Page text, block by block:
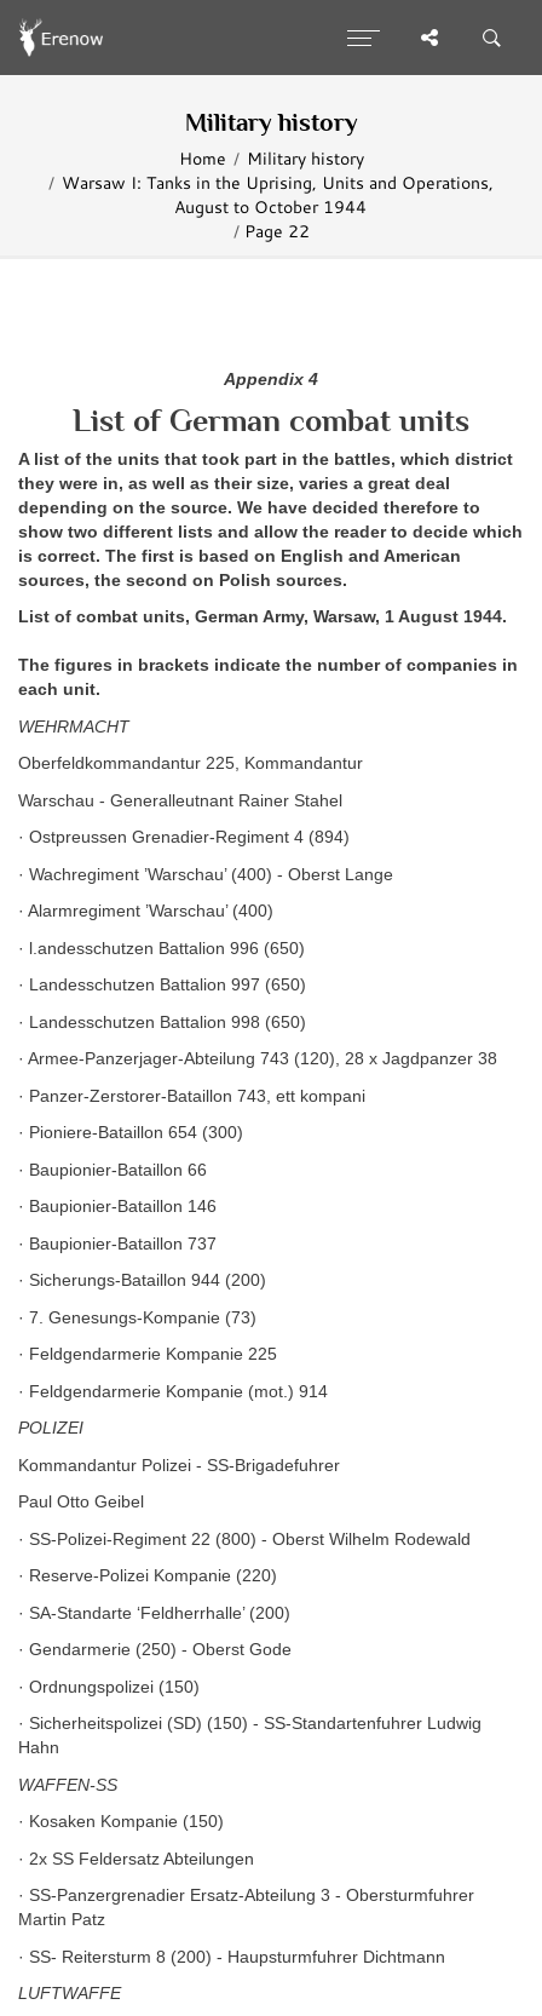
Military history
Home
Military history
Warsaw I: Tanks in the Uprising, Units and Operations,
August to October 1944
Page 22
Appendix 4
List of German combat units
A list of the units that took part in the battles, which district
they were in, as well as their size, varies a great deal
depending on the source. We have decided therefore to
show two different lists and allow the reader to decide which
is correct. The first is based on English and American
sources, the second on Polish sources.
List of combat units, German Army, Warsaw, 1 August 1944.
The figures in brackets indicate the number of companies in
each unit.
WEHRMACHT
Oberfeldkommandantur 225, Kommandantur
Warschau - Generalleutnant Rainer Stahel
· Ostpreussen Grenadier-Regiment 4 (894)
· Wachregiment ’Warschau’ (400) - Oberst Lange
· Alarmregiment ’Warschau’ (400)
· l.andesschutzen Battalion 996 (650)
· Landesschutzen Battalion 997 (650)
· Landesschutzen Battalion 998 (650)
· Armee-Panzerjager-Abteilung 743 (120), 28 x Jagdpanzer 38
· Panzer-Zerstorer-Bataillon 743, ett kompani
· Pioniere-Bataillon 654 (300)
· Baupionier-Bataillon 66
· Baupionier-Bataillon 146
· Baupionier-Bataillon 737
· Sicherungs-Bataillon 944 (200)
· 7. Genesungs-Kompanie (73)
· Feldgendarmerie Kompanie 225
· Feldgendarmerie Kompanie (mot.) 914
POLIZEI
Kommandantur Polizei - SS-Brigadefuhrer
Paul Otto Geibel
· SS-Polizei-Regiment 22 (800) - Oberst Wilhelm Rodewald
· Reserve-Polizei Kompanie (220)
· SA-Standarte ‘Feldherrhalle’ (200)
· Gendarmerie (250) - Oberst Gode
· Ordnungspolizei (150)
· Sicherheitspolizei (SD) (150) - SS-Standartenfuhrer Ludwig
Hahn
WAFFEN-SS
· Kosaken Kompanie (150)
· 2x SS Feldersatz Abteilungen
· SS-Panzergrenadier Ersatz-Abteilung 3 - Obersturmfuhrer
Martin Patz
· SS- Reitersturm 8 (200) - Haupsturmfuhrer Dichtmann
LUFTWAFFE